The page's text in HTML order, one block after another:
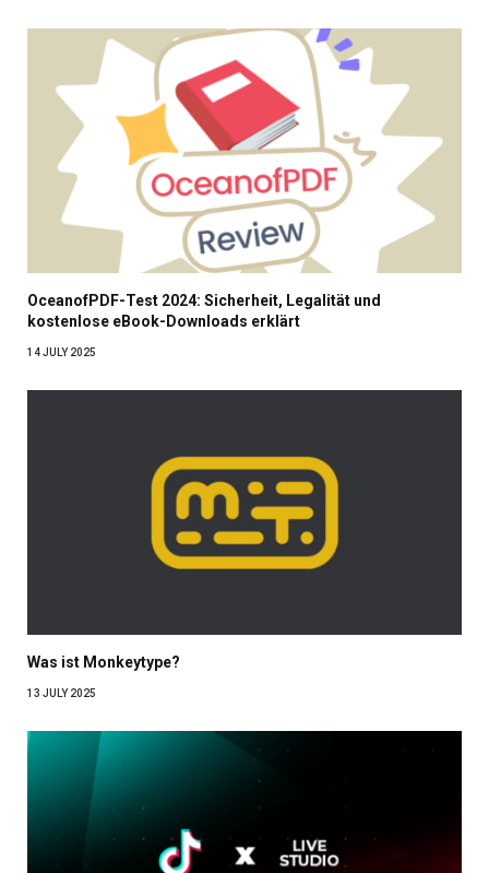
OceanofPDF-Test 2024: Sicherheit, Legalität und
kostenlose eBook-Downloads erklärt
14 JULY 2025
Was ist Monkeytype?
13 JULY 2025